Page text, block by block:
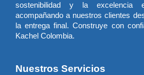
sostenibilidad y la excelencia
acompañando a nuestros clientes
la entrega final. Construye con
Kachel Colombia.
Nuestros Servicios